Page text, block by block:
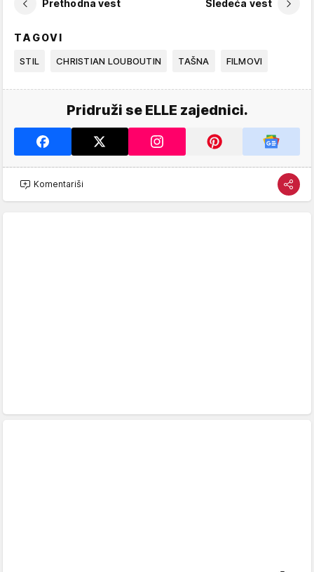
Prethodna vest Sledeća vest
TAGOVI
STIL CHRISTIAN LOUBOUTIN TAŠNA FILMOVI
Pridruži se ELLE zajednici.
Komentariši